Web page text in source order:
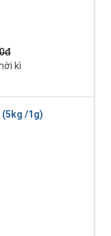
kì
(5kg /1g)